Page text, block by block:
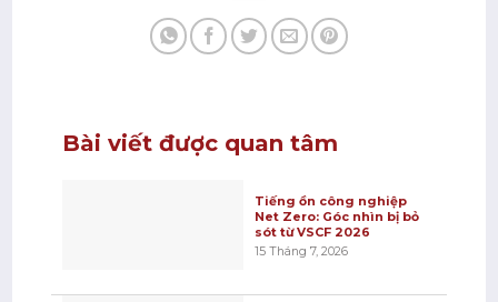
Bài viết được quan tâm
Tiếng ồn công nghiệp
Net Zero: Góc nhìn bị bỏ
sót từ VSCF 2026
15 Tháng 7, 2026